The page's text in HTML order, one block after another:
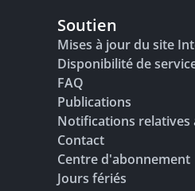
Soutien
Mises à jour du site
Disponibilité de
FAQ
Publications
Notifications relatives
Contact
Centre d'abonnement
Jours fériés